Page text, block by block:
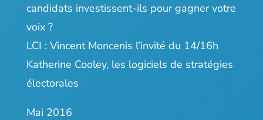
candidats investissent-ils pour gagner votre
voix ?
LCI : Vincent Moncenis l’invité du 14/16h
Katherine Cooley, les logiciels de stratégies
électorales
Mai 2016